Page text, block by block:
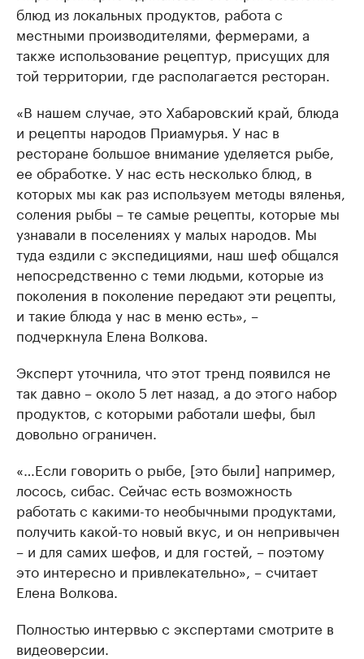
блюд из локальных продуктов, работа с
местными производителями, фермерами, а
также использование рецептур, присущих для
той территории, где располагается ресторан.
«В нашем случае, это Хабаровский край, блюда
и рецепты народов Приамурья. У нас в
ресторане большое внимание уделяется рыбе,
ее обработке. У нас есть несколько блюд, в
которых мы как раз используем методы вяленья,
соления рыбы – те самые рецепты, которые мы
узнавали в поселениях у малых народов. Мы
туда ездили с экспедициями, наш шеф общался
непосредственно с теми людьми, которые из
поколения в поколение передают эти рецепты,
и такие блюда у нас в меню есть», –
подчеркнула Елена Волкова.
Эксперт уточнила, что этот тренд появился не
так давно – около 5 лет назад, а до этого набор
продуктов, с которыми работали шефы, был
довольно ограничен.
«…Если говорить о рыбе, [это были] например,
лосось, сибас. Сейчас есть возможность
работать с какими-то необычными продуктами,
получить какой-то новый вкус, и он непривычен
– и для самих шефов, и для гостей, – поэтому
это интересно и привлекательно», – считает
Елена Волкова.
Полностью интервью с экспертами смотрите в
видеоверсии.